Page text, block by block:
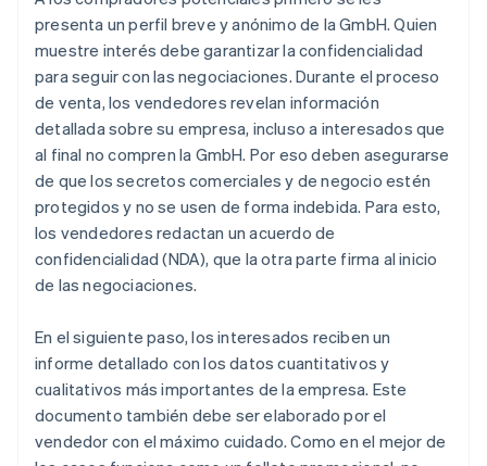
presenta un perfil breve y anónimo de la GmbH. Quien
muestre interés debe garantizar la confidencialidad
para seguir con las negociaciones. Durante el proceso
de venta, los vendedores revelan información
detallada sobre su empresa, incluso a interesados que
al final no compren la GmbH. Por eso deben asegurarse
de que los secretos comerciales y de negocio estén
protegidos y no se usen de forma indebida. Para esto,
los vendedores redactan un acuerdo de
confidencialidad (NDA), que la otra parte firma al inicio
de las negociaciones.
En el siguiente paso, los interesados reciben un
informe detallado con los datos cuantitativos y
cualitativos más importantes de la empresa. Este
documento también debe ser elaborado por el
vendedor con el máximo cuidado. Como en el mejor de